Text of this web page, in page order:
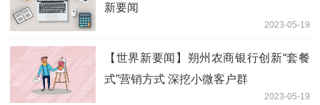
新要闻
2023-05-19
【世界新要闻】朔州农商银行创新“套餐
式”营销方式 深挖小微客户群
2023-05-19